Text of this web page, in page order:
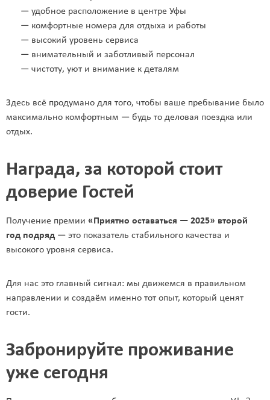
— удобное расположение в центре Уфы
— комфортные номера для отдыха и работы
— высокий уровень сервиса
— внимательный и заботливый персонал
— чистоту, уют и внимание к деталям
Здесь всё продумано для того, чтобы ваше пребывание было
максимально комфортным — будь то деловая поездка или
отдых.
Награда, за которой стоит
доверие Гостей
Получение премии «Приятно оставаться — 2025» второй
год подряд — это показатель стабильного качества и
высокого уровня сервиса.
Для нас это главный сигнал: мы движемся в правильном
направлении и создаём именно тот опыт, который ценят
гости.
Забронируйте проживание
уже сегодня